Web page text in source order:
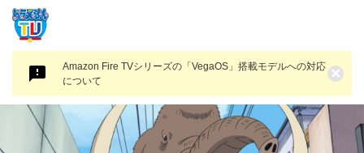
Amazon Fire TVシリーズの「VegaOS」搭載モデルへの対応
について
×